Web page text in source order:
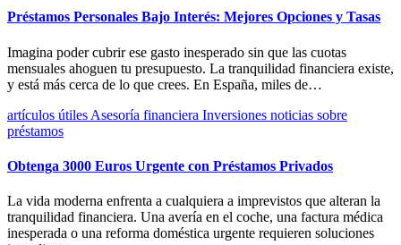
Préstamos Personales Bajo Interés: Mejores Opciones y Tasas
Imagina poder cubrir ese gasto inesperado sin que las cuotas
mensuales ahoguen tu presupuesto. La tranquilidad financiera existe,
y está más cerca de lo que crees. En España, miles de…
artículos útiles Asesoría financiera Inversiones noticias sobre
préstamos
Obtenga 3000 Euros Urgente con Préstamos Privados
La vida moderna enfrenta a cualquiera a imprevistos que alteran la
tranquilidad financiera. Una avería en el coche, una factura médica
inesperada o una reforma doméstica urgente requieren soluciones